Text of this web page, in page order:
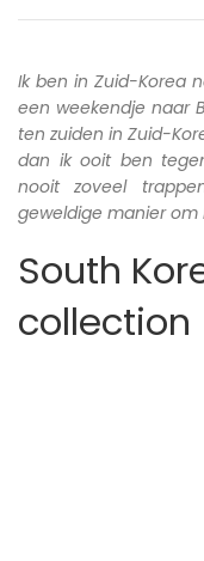
Ik ben in Zuid-Korea
een weekendje naar
ten zuiden in Zuid-
dan ik ooit ben
nooit zoveel
geweldige manier om
South
collection